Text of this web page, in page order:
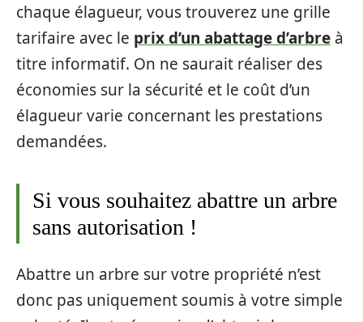
chaque élagueur, vous trouverez une grille
tarifaire avec le prix d’un abattage d’arbre à
titre informatif. On ne saurait réaliser des
économies sur la sécurité et le coût d’un
élagueur varie concernant les prestations
demandées.
Si vous souhaitez abattre un arbre
sans autorisation !
Abattre un arbre sur votre propriété n’est
donc pas uniquement soumis à votre simple